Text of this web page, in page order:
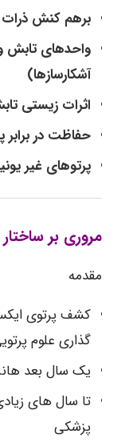
برهم کنش ذرات
واحدهای تابش
آشکارسازها)
اثرات زیستی
حفاظت در برابر
پرتوهای غیر
مروری بر
مقدمه
گذاری علوم
یک سال بعد
تا سال های
پزشکی